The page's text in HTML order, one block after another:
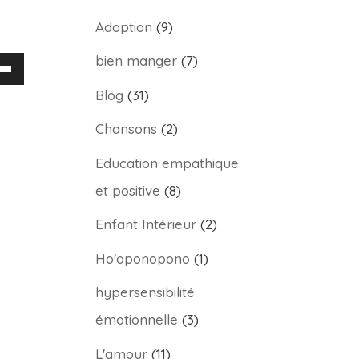
Adoption (9)
bien manger (7)
Blog (31)
Chansons (2)
Education empathique
et positive (8)
Enfant Intérieur (2)
Ho'oponopono (1)
hypersensibilité
émotionnelle (3)
L'amour (11)